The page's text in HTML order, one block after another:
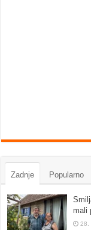
Zadnje Popularno
mali
28.